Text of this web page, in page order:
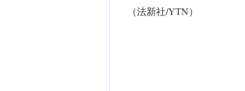
（法新社/YTN）